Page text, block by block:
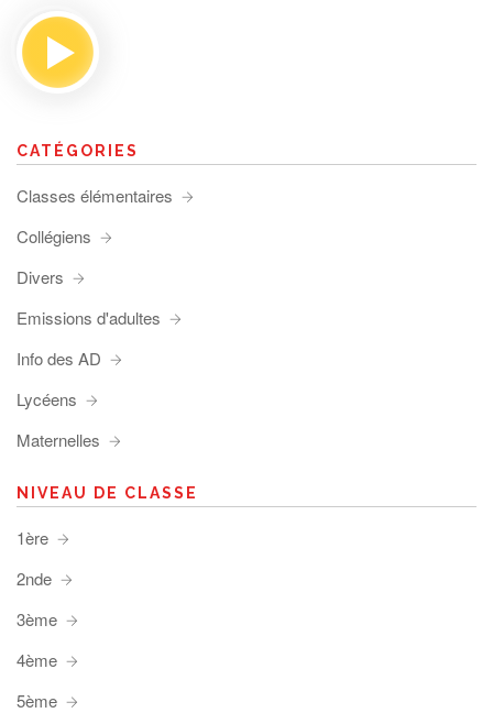
CATÉGORIES
Classes élémentaires
Collégiens
Divers
Emissions d'adultes
Info des AD
Lycéens
Maternelles
NIVEAU DE CLASSE
1ère
2nde
3ème
4ème
5ème